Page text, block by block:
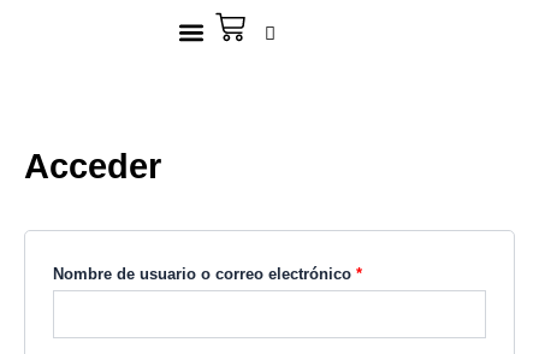
Carrito
Acceder
Nombre de usuario o correo electrónico *
Obligatorio